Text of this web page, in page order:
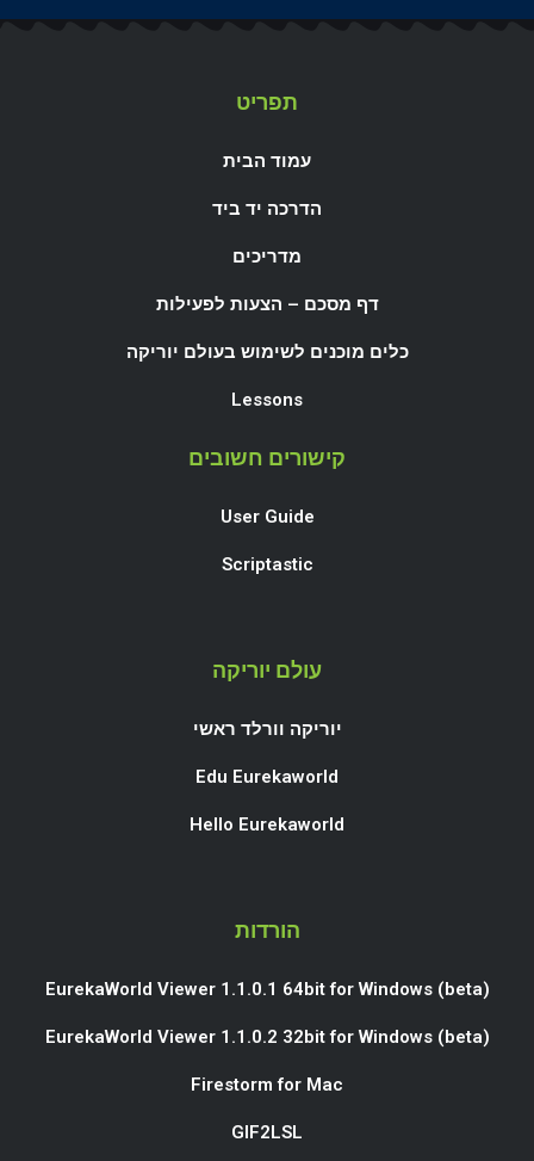
תפריט
עמוד הבית
הדרכה יד ביד
מדריכים
דף מסכם – הצעות לפעילות
כלים מוכנים לשימוש בעולם יוריקה
Lessons
קישורים חשובים
User Guide
Scriptastic
עולם יוריקה
יוריקה וורלד ראשי
Edu Eurekaworld
Hello Eurekaworld
הורדות
EurekaWorld Viewer 1.1.0.1 64bit for Windows (beta)
EurekaWorld Viewer 1.1.0.2 32bit for Windows (beta)
Firestorm for Mac
GIF2LSL